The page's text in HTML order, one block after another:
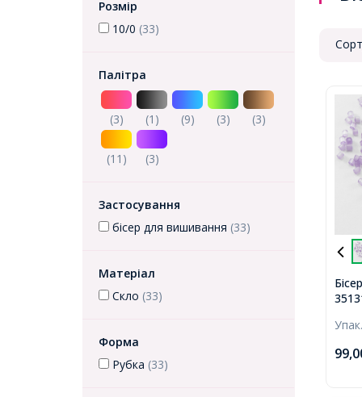
Розмір
10/0 (33)
Палітра
(3) (1) (9) (3) (3)
(11) (3)
Застосування
бісер для вишивання (33)
Матеріал
Скло (33)
Форма
Рубка (33)